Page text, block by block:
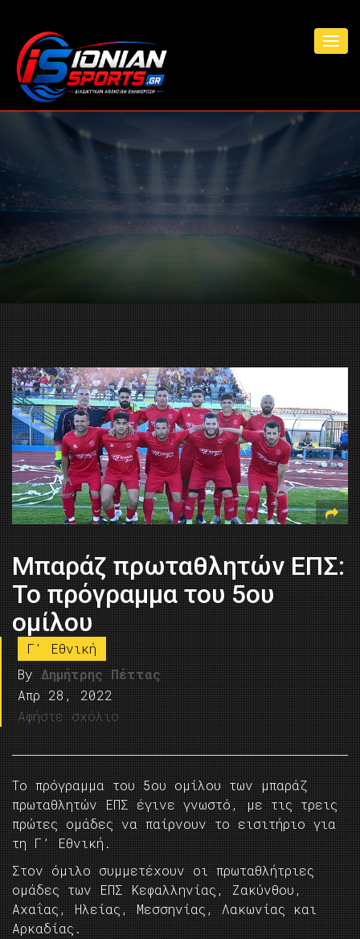
Μπαράζ πρωταθλητών ΕΠΣ:
Το πρόγραμμα του 5ου
ομίλου
Γ' Εθνική
By Δημήτρης Πέττας
Απρ 28, 2022
Αφήστε σχόλιο
Το πρόγραμμα του 5ου ομίλου των μπαράζ
πρωταθλητών ΕΠΣ έγινε γνωστό, με τις τρεις
πρώτες ομάδες να παίρνουν το εισιτήριο για
τη Γ’ Εθνική.
Στον όμιλο συμμετέχουν οι πρωταθλήτριες
ομάδες των ΕΠΣ Κεφαλληνίας, Ζακύνθου,
Αχαΐας, Ηλείας, Μεσσηνίας, Λακωνίας και
Αρκαδίας.